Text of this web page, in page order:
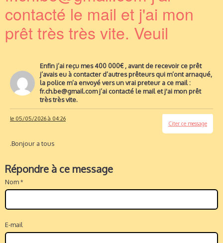
contacté le mail et j'ai mon
prêt très très vite. Veuil
Enfin j’ai reçu mes 400 000€ , avant de recevoir ce prêt
j’avais eu à contacter d’autres prêteurs qui m’ont arnaqué,
la police m’a envoyé vers un vrai preteur a ce mail :
fr.ch.be@gmail.com j’ai contacté le mail et j'ai mon prêt
très très vite.
le 05/05/2026 à 04:26
Citer ce message
.Bonjour a tous
Répondre à ce message
Nom
E-mail